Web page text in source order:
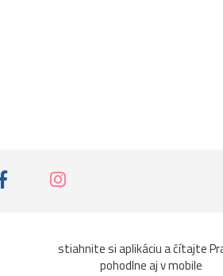
stiahnite si aplikáciu a čítajte
pohodlne aj v mobile